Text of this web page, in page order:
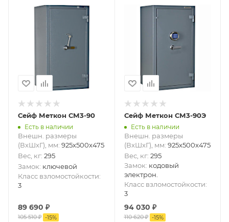
Сейф Меткон СМ3-90
Есть в наличии
Внешн. размеры
(ВxШxГ), мм: 925x500x475
Вес, кг: 295
Замок: ключевой
Класс взломостойкости:
3
89 690 ₽
105 510₽ -15%
Сейф Меткон СМ3-90Э
Есть в наличии
Внешн. размеры
(ВxШxГ), мм: 925x500x475
Вес, кг: 295
Замок: кодовый
электрон.
Класс взломостойкости:
3
94 030 ₽
110 620₽ -15%